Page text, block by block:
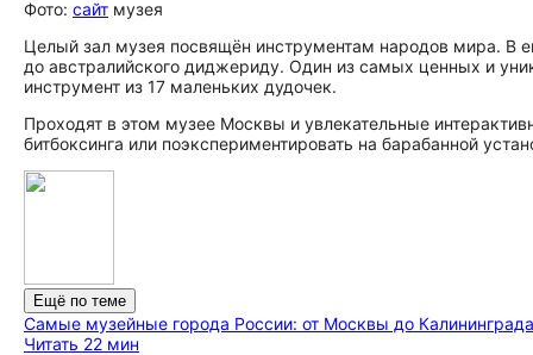
Фото: сайт музея
Целый зал музея посвящён инструментам народов мира. В
до австралийского диджериду. Один из самых ценных и
инструмент из 17 маленьких дудочек.
Проходят в этом музее Москвы и увлекательные
битбоксинга или поэкспериментировать на барабанной
Ещё по теме
Самые музейные города России: от Москвы до Калининграда
Читать 22 мин